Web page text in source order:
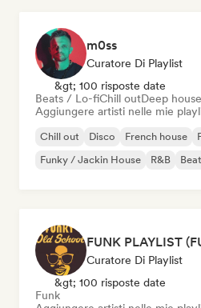
m0ss
Curatore Di Playlist
&gt; 100 risposte date
Beats / Lo-fiChill outDeep house
Aggiungere artisti nelle mie
Chill out Disco French house
Funky / Jackin House
R&B
FUNK PLAYLIST
Curatore Di Playlist
&gt; 100 risposte date
Funk